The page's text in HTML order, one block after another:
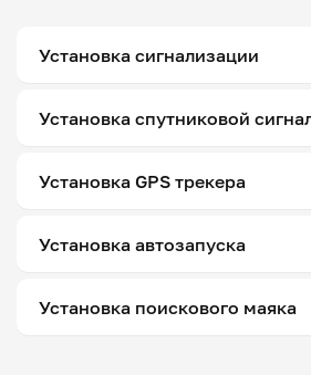
Установка сигнализации
Установка спутниковой
Установка GPS трекера
Установка автозапуска
Установка поискового маяка